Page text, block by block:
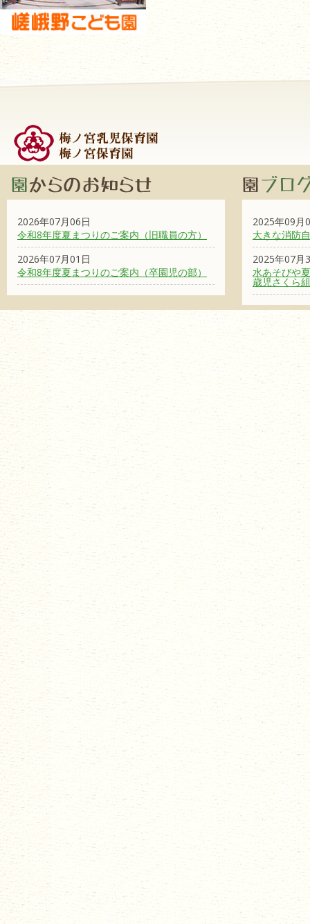
2026年07月06日
令和8年度夏まつりのご案内（旧職員の方）
2026年07月01日
令和8年度夏まつりのご案内（卒園児の部）
2025年09月
大きな消防
2025年07月
水あそびや
歳児さくら